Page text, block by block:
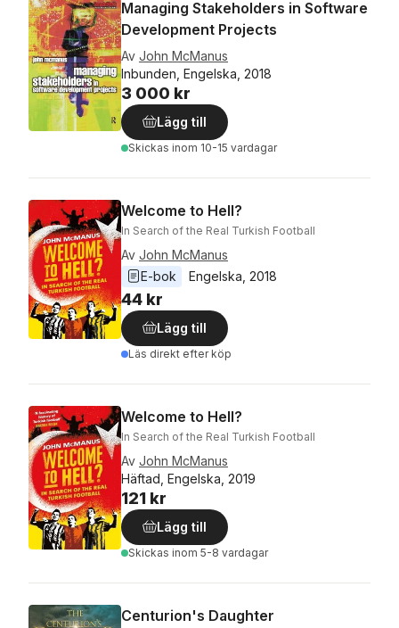
Managing Stakeholders in Software
Development Projects
Av John McManus
Inbunden, Engelska, 2018
3 000 kr
Lägg till
Skickas inom 10-15 vardagar
Welcome to Hell?
In Search of the Real Turkish Football
Av John McManus
E-bok
Engelska, 2018
44 kr
Lägg till
Läs direkt efter köp
Welcome to Hell?
In Search of the Real Turkish Football
Av John McManus
Häftad, Engelska, 2019
121 kr
Lägg till
Skickas inom 5-8 vardagar
Centurion's Daughter